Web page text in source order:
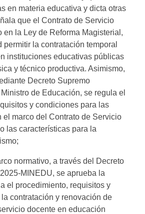
en materia educativa y dicta otras
que el Contrato de Servicio
en la Ley de Reforma Magisterial,
la contratación temporal
instituciones educativas públicas
y técnico productiva. Asimismo,
Decreto Supremo
de Educación, se regula el
y condiciones para las
el marco del Contrato de Servicio
las características para la
normativo, a través del Decreto
MINEDU, se aprueba la
el procedimiento, requisitos y
contratación y renovación de
docente en educación